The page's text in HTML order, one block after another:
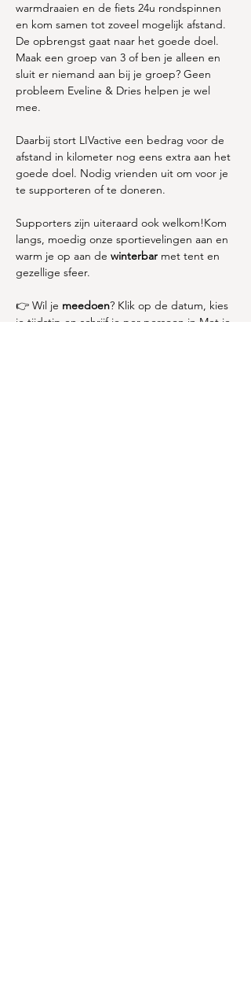
warmdraaien en de fiets 24u rondspinnen
en kom samen tot zoveel mogelijk afstand.
De opbrengst gaat naar het goede doel.
Maak een groep van 3 of ben je alleen en
sluit er niemand aan bij je groep? Geen
probleem Eveline & Dries helpen je wel
mee.
Daarbij stort LIVactive een bedrag voor de
afstand in kilometer nog eens extra aan het
goede doel. Nodig vrienden uit om voor je
te supporteren of te doneren.
Supporters zijn uiteraard ook welkom!Kom
langs, moedig onze sportievelingen aan en
warm je op aan de winterbar met tent en
gezellige sfeer.
👉 Wil je meedoen? Klik op de datum, kies
je tijdstip en schrijf je per persoon in.Met je